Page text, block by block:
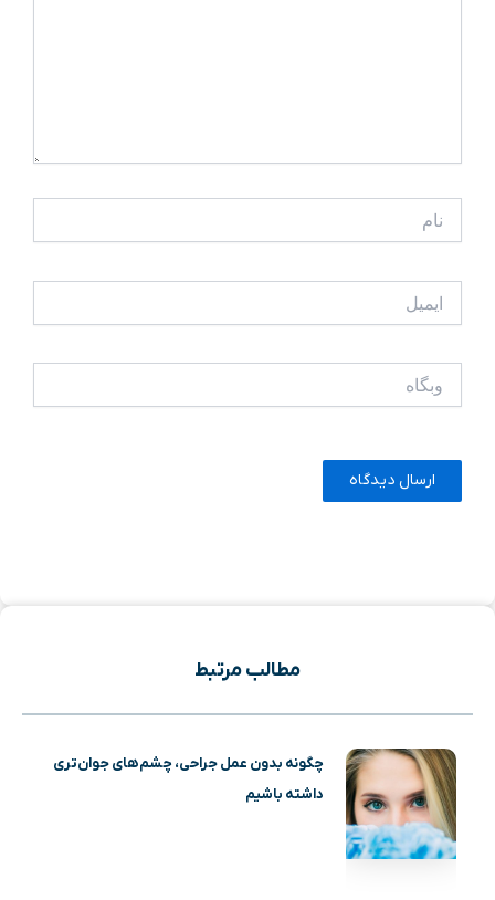
مطالب مرتبط
چگونه بدون عمل جراحی، چشم‌های جوان‌تری
داشته باشیم